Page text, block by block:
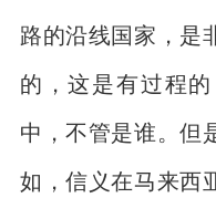
路的沿线国家，是
的，这是有过程
中，不管是谁。但
如，信义在马来西